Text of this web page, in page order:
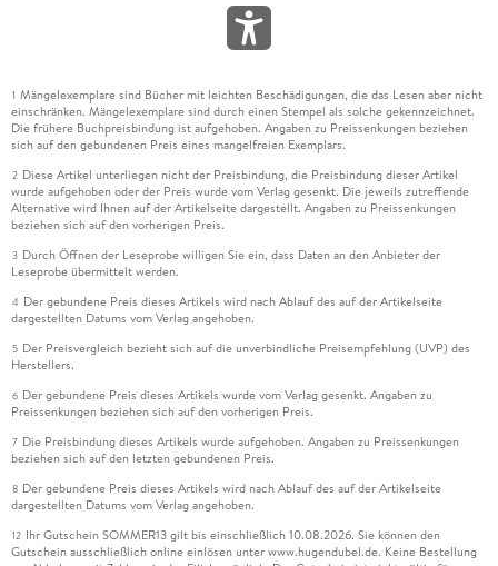
1 Mängelexemplare sind Bücher mit leichten Beschädigungen, die das Lesen aber nicht
einschränken. Mängelexemplare sind durch einen Stempel als solche gekennzeichnet.
Die frühere Buchpreisbindung ist aufgehoben. Angaben zu Preissenkungen beziehen
sich auf den gebundenen Preis eines mangelfreien Exemplars.
2 Diese Artikel unterliegen nicht der Preisbindung, die Preisbindung dieser Artikel
wurde aufgehoben oder der Preis wurde vom Verlag gesenkt. Die jeweils zutreffende
Alternative wird Ihnen auf der Artikelseite dargestellt. Angaben zu Preissenkungen
beziehen sich auf den vorherigen Preis.
3 Durch Öffnen der Leseprobe willigen Sie ein, dass Daten an den Anbieter der
Leseprobe übermittelt werden.
4 Der gebundene Preis dieses Artikels wird nach Ablauf des auf der Artikelseite
dargestellten Datums vom Verlag angehoben.
5 Der Preisvergleich bezieht sich auf die unverbindliche Preisempfehlung (UVP) des
Herstellers.
6 Der gebundene Preis dieses Artikels wurde vom Verlag gesenkt. Angaben zu
Preissenkungen beziehen sich auf den vorherigen Preis.
7 Die Preisbindung dieses Artikels wurde aufgehoben. Angaben zu Preissenkungen
beziehen sich auf den letzten gebundenen Preis.
8 Der gebundene Preis dieses Artikels wird nach Ablauf des auf der Artikelseite
dargestellten Datums vom Verlag angehoben.
12 Ihr Gutschein SOMMER13 gilt bis einschließlich 10.08.2026. Sie können den
Gutschein ausschließlich online einlösen unter www.hugendubel.de. Keine Bestellung